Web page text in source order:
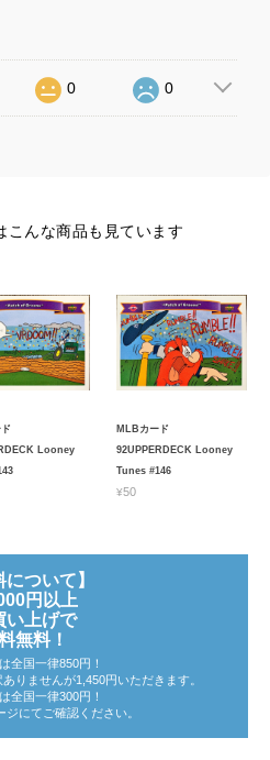
0 0
こんな商品も見ています
Looney
MLBカード
92UPPERDECK Looney
Tunes #146
¥50
について】
円以上
い上げで
無料！
全国一律850円！
りませんが1,450円いただきます。
全国一律300円！
にてご確認ください。